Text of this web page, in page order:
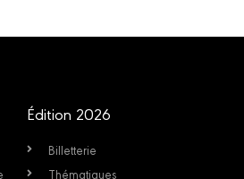
Édition 2026
Billetterie
Thématiques